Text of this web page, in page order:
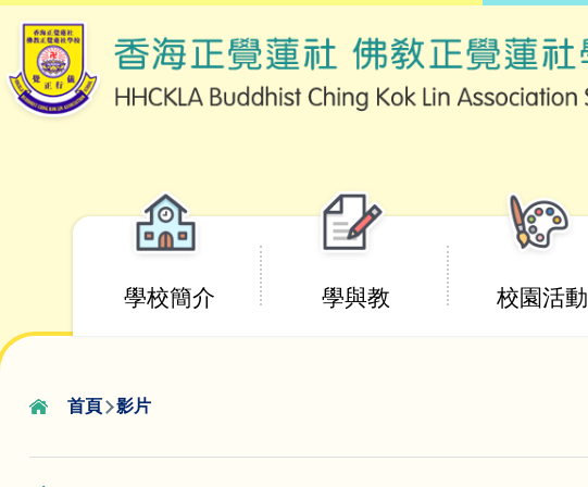
navigation
學校簡介 學與教 校園活動
導
首頁 影片